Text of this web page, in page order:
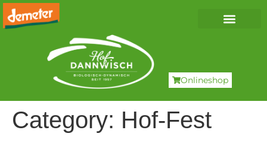
Onlineshop
Category: Hof-Fest